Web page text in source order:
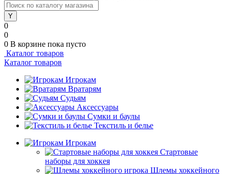
0
0
0 В корзине пока пусто
Каталог товаров
Каталог товаров
Игрокам
Вратарям
Судьям
Аксессуары
Сумки и баулы
Текстиль и белье
Игрокам
Стартовые
наборы для хоккея
Шлемы хоккейного